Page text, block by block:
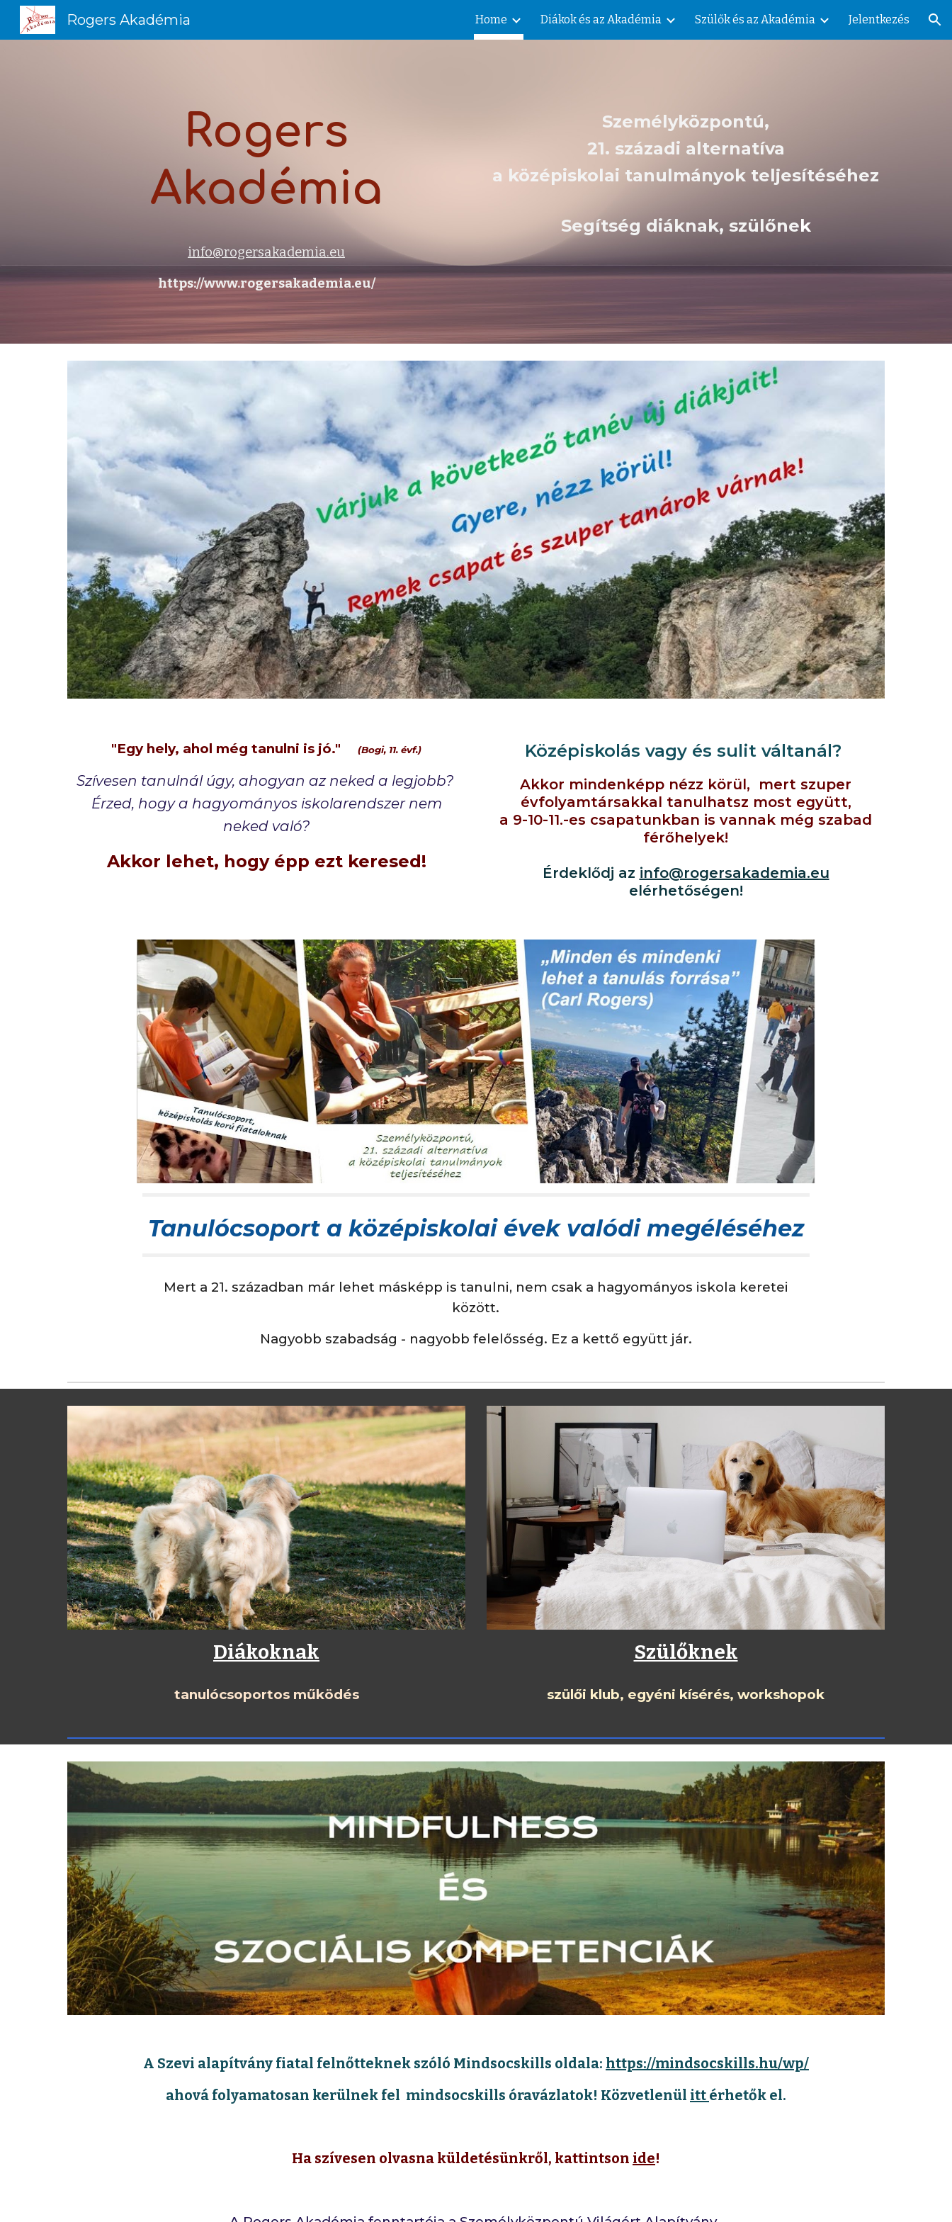
Skip to navigation
Rogers Akadémia Home Diákok és az Akadémia Szülők és az Akadémia Jelentkezés
Rogers
Akadémia
info@rogersakademia.eu
https://www.rogersakademia.eu/
Személyközpontú,
21. századi alternatíva
a középiskolai tanulmányok teljesítéséhez
Segítség diáknak, szülőnek
"Egy hely, ahol még tanulni is jó." (Bogi, 11. évf.)
Szívesen tanulnál úgy, ahogyan az neked a legjobb?
Érzed, hogy a hagyományos iskolarendszer nem
neked való?
Akkor lehet, hogy épp ezt keresed!
Középiskolás vagy és sulit váltanál?
Akkor mindenképp nézz körül, mert szuper
évfolyamtársakkal tanulhatsz most együtt,
a 9-10-11.-es csapatunkban is vannak még szabad
férőhelyek!
Érdeklődj az info@rogersakademia.eu
elérhetőségen!
Tanulócsoport a középiskolai évek valódi megéléséhez
Mert a 21. században már lehet másképp is tanulni, nem csak a hagyományos iskola keretei
között.
Nagyobb szabadság - nagyobb felelősség. Ez a kettő együtt jár.
Diákoknak
tanulócsoportos működés
Szülőknek
szülői klub, egyéni kísérés, workshopok
A Szevi alapítvány fiatal felnőtteknek szóló Mindsocskills oldala: https://mindsocskills.hu/wp/
ahová folyamatosan kerülnek fel mindsocskills óravázlatok! Közvetlenül itt érhetők el.
Ha szívesen olvasna küldetésünkről, kattintson ide!